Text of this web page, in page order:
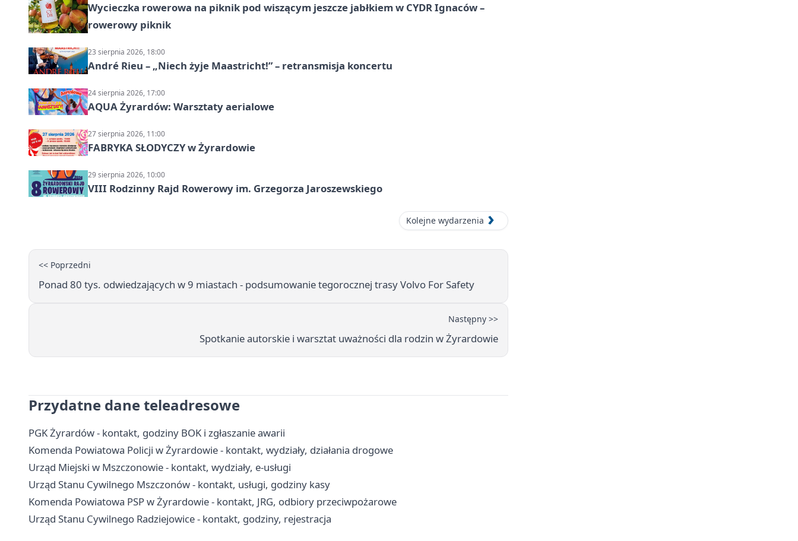
Wycieczka rowerowa na piknik pod wiszącym jeszcze jabłkiem w CYDR Ignaców –
rowerowy piknik
23 sierpnia 2026, 18:00
André Rieu – „Niech żyje Maastricht!” – retransmisja koncertu
24 sierpnia 2026, 17:00
AQUA Żyrardów: Warsztaty aerialowe
27 sierpnia 2026, 11:00
FABRYKA SŁODYCZY w Żyrardowie
29 sierpnia 2026, 10:00
VIII Rodzinny Rajd Rowerowy im. Grzegorza Jaroszewskiego
Kolejne wydarzenia
<< Poprzedni
Ponad 80 tys. odwiedzających w 9 miastach - podsumowanie tegorocznej trasy Volvo For Safety
Następny >>
Spotkanie autorskie i warsztat uważności dla rodzin w Żyrardowie
Przydatne dane teleadresowe
PGK Żyrardów - kontakt, godziny BOK i zgłaszanie awarii
Komenda Powiatowa Policji w Żyrardowie - kontakt, wydziały, działania drogowe
Urząd Miejski w Mszczonowie - kontakt, wydziały, e-usługi
Urząd Stanu Cywilnego Mszczonów - kontakt, usługi, godziny kasy
Komenda Powiatowa PSP w Żyrardowie - kontakt, JRG, odbiory przeciwpożarowe
Urząd Stanu Cywilnego Radziejowice - kontakt, godziny, rejestracja